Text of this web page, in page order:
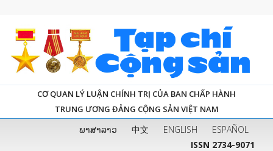
CƠ QUAN LÝ LUẬN CHÍNH TRỊ CỦA BAN CHẤP HÀNH
TRUNG ƯƠNG ĐẢNG CỘNG SẢN VIỆT NAM
ພາສາລາວ 中文 ENGLISH
ESPAÑOL
ISSN 2734-9071